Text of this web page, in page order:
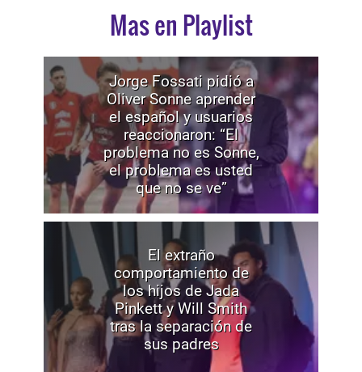
Mas en Playlist
Jorge Fossati pidió a
Oliver Sonne aprender
el español y usuarios
reaccionaron: “El
problema no es Sonne,
el problema es usted
que no se ve”
El extraño
comportamiento de
los hijos de Jada
Pinkett y Will Smith
tras la separación de
sus padres